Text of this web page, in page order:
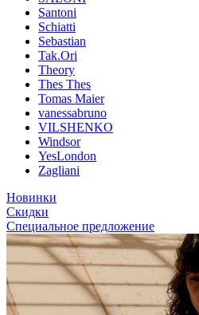
Santoni
Schiatti
Sebastian
Tak.Ori
Theory
Thes Thes
Tomas Maier
vanessabruno
VILSHENKO
Windsor
YesLondon
Zagliani
Новинки
Скидки
Специальное предложение